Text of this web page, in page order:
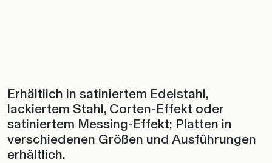
Erhältlich in satiniertem Edelstahl,
lackiertem Stahl, Corten-Effekt oder
satiniertem Messing-Effekt; Platten in
verschiedenen Größen und Ausführungen
erhältlich.